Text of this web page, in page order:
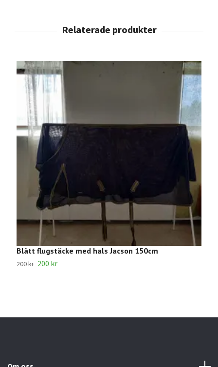
Blått flugstäcke med hals Jacson 150cm
200 kr 200 kr